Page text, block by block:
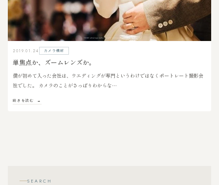
2019.01.24 カメラ機材
単焦点か、ズームレンズか。
僕が初めて入った会社は、ウエディングが専門というわけではなくポートレート撮影会
社でした。 カメラのことがさっぱりわからな…
続きを読む
SEARCH